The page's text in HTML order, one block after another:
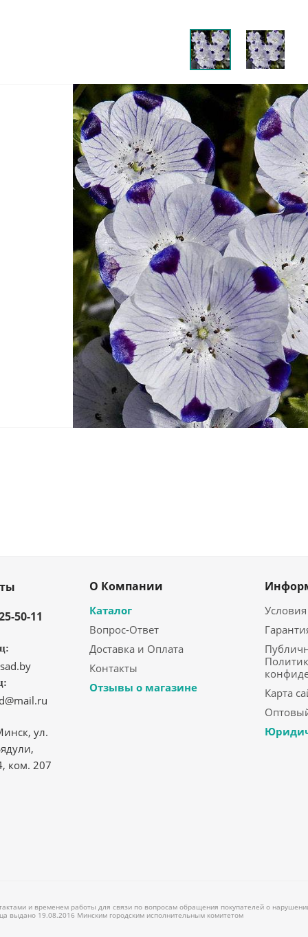
50-11
ул.
ком. 207
О Компании
Каталог
Вопрос-Ответ
Доставка и Оплата
Контакты
Отзывы о магазине
Карта
и временем работы для связи по вопросам обращения покупателей о
выдано 19.08.2016 Минским городским исполнительным комитетом